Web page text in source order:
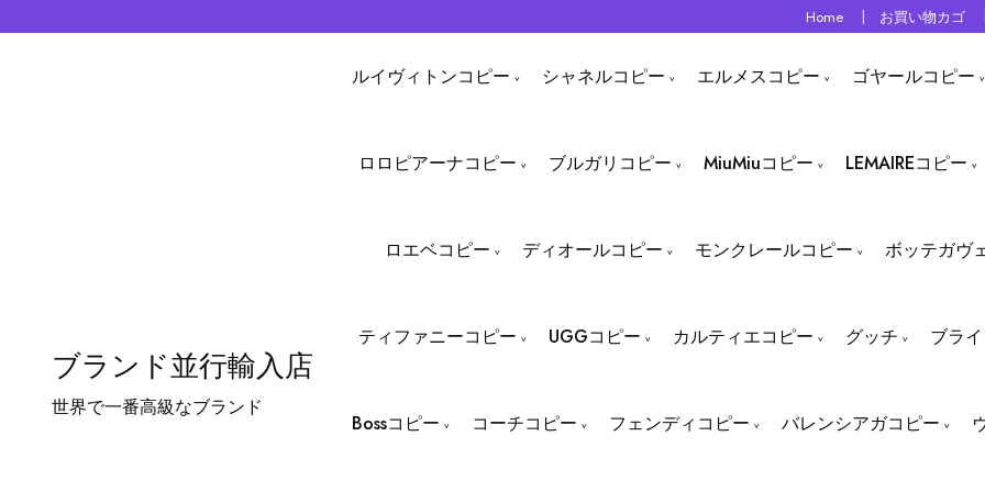
Home お買い物カゴ
ブランド並行輸入店
世界で一番高級なブランド
ルイヴィトンコピー シャネルコピー エルメスコピー ゴヤールコピー
ロロピアーナコピー ブルガリコピー MiuMiuコピー LEMAIREコピー
ロエベコピー ディオールコピー モンクレールコピー ボッテガヴ
ティファニーコピー UGGコピー カルティエコピー グッチ ブラ
Bossコピー コーチコピー フェンディコピー バレンシアガコピー